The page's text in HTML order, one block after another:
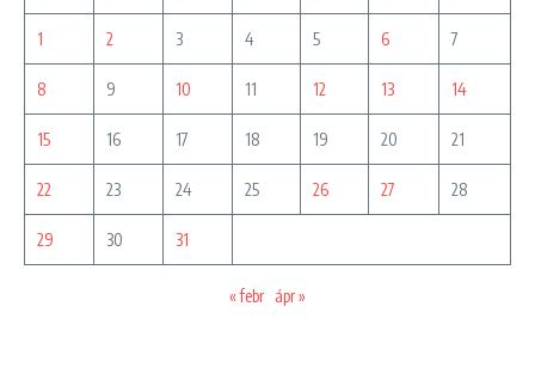
1 2 3 4 5 6 7
8 9 10 11 12 13 14
15 16 17 18 19 20 21
22 23 24 25 26 27 28
29 30 31
« febr ápr »